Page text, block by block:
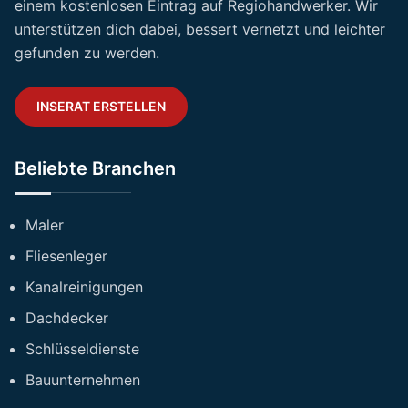
einem kostenlosen Eintrag auf Regiohandwerker. Wir
unterstützen dich dabei, bessert vernetzt und leichter
gefunden zu werden.
INSERAT ERSTELLEN
Beliebte Branchen
Maler
Fliesenleger
Kanalreinigungen
Dachdecker
Schlüsseldienste
Bauunternehmen